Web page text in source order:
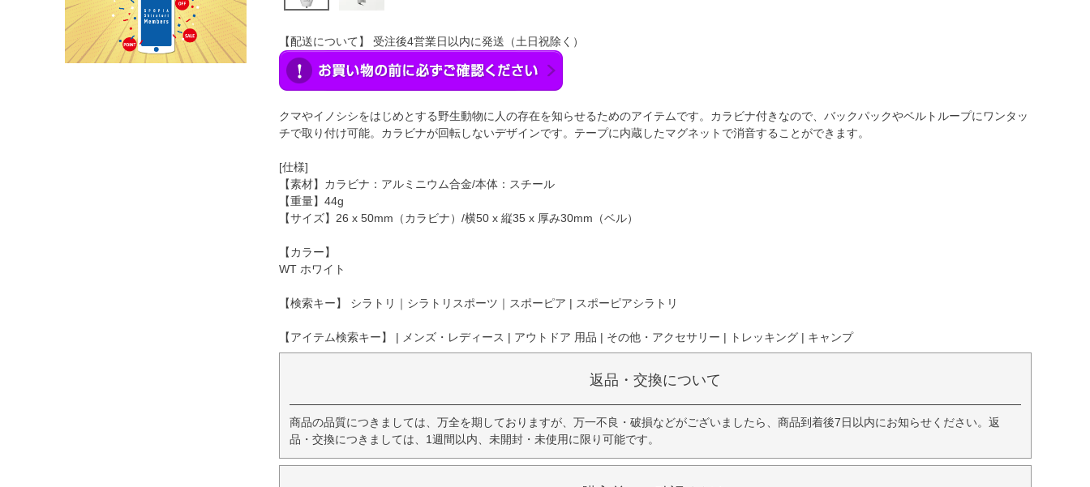
【配送について】 受注後4営業日以内に発送（土日祝除く）
クマやイノシシをはじめとする野生動物に人の存在を知らせるためのアイテムです。カラビナ付きなので、バックパックやベルトループにワンタッ
チで取り付け可能。カラビナが回転しないデザインです。テープに内蔵したマグネットで消音することができます。
[仕様]
【素材】カラビナ：アルミニウム合金/本体：スチール
【重量】44g
【サイズ】26 x 50mm（カラビナ）/横50 x 縦35 x 厚み30mm（ベル）
【カラー】
WT ホワイト
【検索キー】 シラトリ｜シラトリスポーツ｜スポーピア | スポーピアシラトリ
【アイテム検索キー】 | メンズ・レディース | アウトドア 用品 | その他・アクセサリー | トレッキング | キャンプ
返品・交換について
商品の品質につきましては、万全を期しておりますが、万一不良・破損などがございましたら、商品到着後7日以内にお知らせください。返
品・交換につきましては、1週間以内、未開封・未使用に限り可能です。